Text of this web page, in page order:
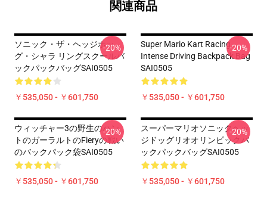
関連商品
ソニック・ザ・ヘッジホッ
グ・シャラ リングスクールバ
ックパックバッグSAI0505
￥535,050 - ￥601,750
-20%
Super Mario Kart Racing
Intense Driving Backpack Bag
SAI0505
￥535,050 - ￥601,750
-20%
ウィッチャー3の野生のハン
トのガーラルトのFieryの戦い
のバックパック袋SAI0505
￥535,050 - ￥601,750
-20%
スーパーマリオソニックヘッ
ジドッグリオオリンピックバ
ックパックバッグSAI0505
￥535,050 - ￥601,750
-20%